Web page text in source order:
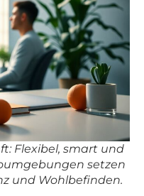
Flexibel, smart und
setzen
und Wohlbefinden.